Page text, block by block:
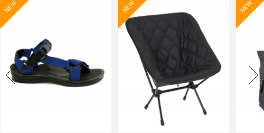
NEW NEW NEW